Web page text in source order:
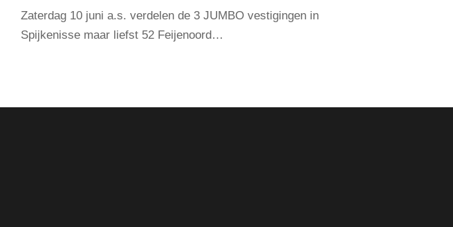
Zaterdag 10 juni a.s. verdelen de 3 JUMBO vestigingen in
Spijkenisse maar liefst 52 Feijenoord…